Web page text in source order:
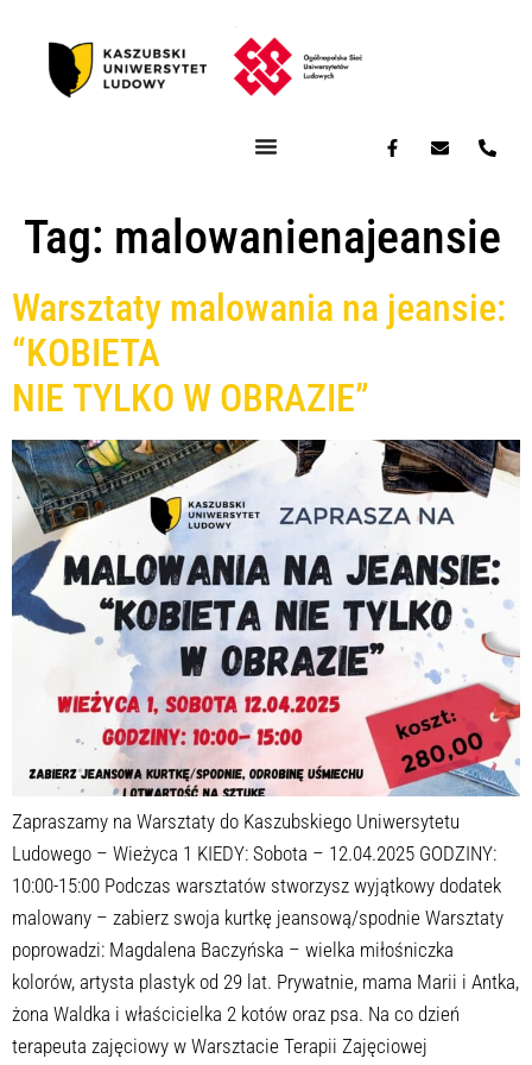
Tag: malowanienajeansie
Warsztaty malowania na jeansie:
“KOBIETA
NIE TYLKO W OBRAZIE”
Zapraszamy na Warsztaty do Kaszubskiego Uniwersytetu
Ludowego – Wieżyca 1 KIEDY: Sobota – 12.04.2025 GODZINY:
10:00-15:00 Podczas warsztatów stworzysz wyjątkowy dodatek
malowany – zabierz swoja kurtkę jeansową/spodnie Warsztaty
poprowadzi: Magdalena Baczyńska – wielka miłośniczka
kolorów, artysta plastyk od 29 lat. Prywatnie, mama Marii i Antka,
żona Waldka i właścicielka 2 kotów oraz psa. Na co dzień
terapeuta zajęciowy w Warsztacie Terapii Zajęciowej